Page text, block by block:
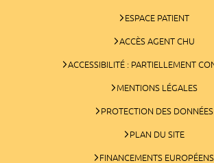
ESPACE PATIENT
ACCÈS AGENT CHU
ACCESSIBILITÉ : PARTIELLEMENT
MENTIONS LÉGALES
PROTECTION DES DONNÉES
PLAN DU SITE
FINANCEMENTS EUROPÉENS